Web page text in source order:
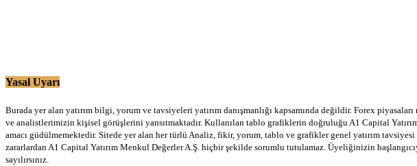
Yasal Uyarı
Burada yer alan yatırım bilgi, yorum ve tavsiyeleri yatırım danışmanlığı kapsamında değildir. Forex
ve analistlerimizin kişisel görüşlerini yansıtmaktadır. Kullanılan tablo grafiklerin doğruluğu A1 Capital
amacı güdülmemektedir. Sitede yer alan her türlü Analiz, fikir, yorum, tablo ve grafikler genel yatırım
zararlardan A1 Capital Yatırım Menkul Değerler A.Ş. hiçbir şekilde sorumlu tutulamaz. Üyeliğinizin
sayılırsınız.